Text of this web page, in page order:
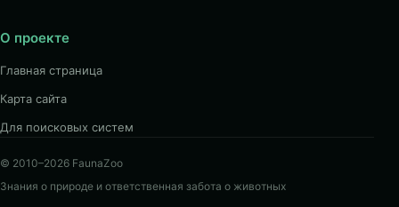
О проекте
Главная страница
Карта сайта
Для поисковых систем
© 2010–2026 FaunaZoo
Знания о природе и ответственная забота о животных